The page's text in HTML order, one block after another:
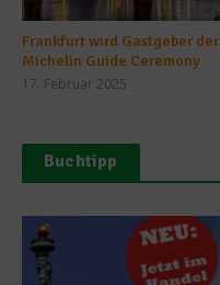
Frankfurt wird Gastgeber der
Michelin Guide Ceremony
17. Februar 2025
Buchtipp